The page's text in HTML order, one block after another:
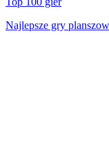
Najlepsze gry